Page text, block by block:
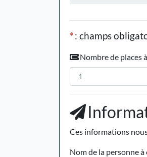
*: champs
Nombre de places
Ces informations
Nom de la personne